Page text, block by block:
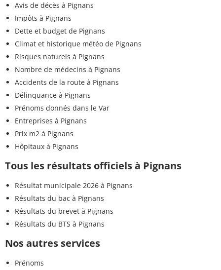
Avis de décès à Pignans
Impôts à Pignans
Dette et budget de Pignans
Climat et historique météo de Pignans
Risques naturels à Pignans
Nombre de médecins à Pignans
Accidents de la route à Pignans
Délinquance à Pignans
Prénoms donnés dans le Var
Entreprises à Pignans
Prix m2 à Pignans
Hôpitaux à Pignans
Tous les résultats officiels à Pignans
Résultat municipale 2026 à Pignans
Résultats du bac à Pignans
Résultats du brevet à Pignans
Résultats du BTS à Pignans
Nos autres services
Prénoms